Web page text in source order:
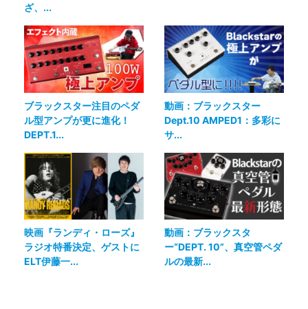
ざ、...
ブラックスター注目のペダ
ル型アンプが更に進化！
DEPT.1...
動画：ブラックスター
Dept.10 AMPED1：多彩に
サ...
映画『ランディ・ローズ』
ラジオ特番決定、ゲストに
ELT伊藤一...
動画：ブラックスタ
ー“DEPT. 10”、真空管ペダ
ルの最新...